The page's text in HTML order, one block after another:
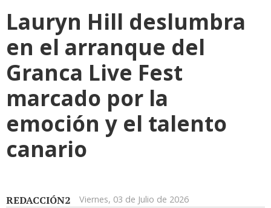
Lauryn Hill deslumbra
en el arranque del
Granca Live Fest
marcado por la
emoción y el talento
canario
REDACCIÓN2 Viernes, 03 de Julio de 2026